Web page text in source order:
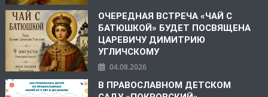
ОЧЕРЕДНАЯ ВСТРЕЧА «ЧАЙ С
БАТЮШКОЙ» БУДЕТ ПОСВЯЩЕНА
ЦАРЕВИЧУ ДИМИТРИЮ
УГЛИЧСКОМУ
04.08.2026
В ПРАВОСЛАВНОМ ДЕТСКОМ